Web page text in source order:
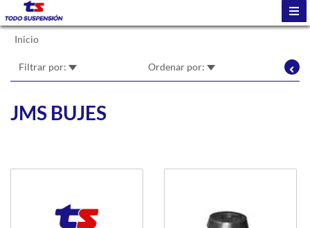
Inicio
Filtrar por: Ordenar por:
JMS BUJES